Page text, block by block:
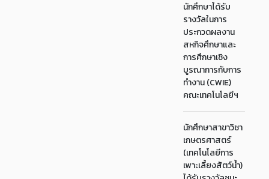
นักศึกษาได้รับ
รางวัลในการ
ประกวดผลงาน
สหกิจศึกษาและ
การศึกษาเชิง
บูรณาการกับการ
ทำงาน (CWIE)
คณะเทคโนโลยีฯ
นักศึกษาสาขาวิชา
เกษตรศาสตร์
(เทคโนโลยีการ
เพาะเลี้ยงสัตว์น้ำ)